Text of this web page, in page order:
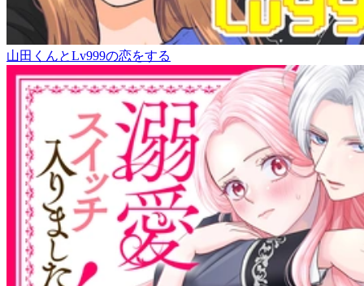
山田くんとLv999の恋をする